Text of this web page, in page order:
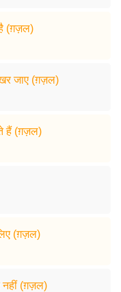
है (ग़ज़ल)
जाए (ग़ज़ल)
हैं (ग़ज़ल)
(ग़ज़ल)
नहीं (ग़ज़ल)